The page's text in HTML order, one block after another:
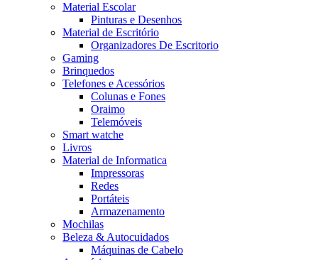
Material Escolar
Pinturas e Desenhos
Material de Escritório
Organizadores De Escritorio
Gaming
Brinquedos
Telefones e Acessórios
Colunas e Fones
Oraimo
Telemóveis
Smart watche
Livros
Material de Informatica
Impressoras
Redes
Portáteis
Armazenamento
Mochilas
Beleza & Autocuidados
Máquinas de Cabelo